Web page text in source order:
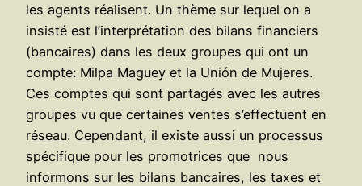
les agents réalisent. Un thème sur lequel on a
insisté est l’interprétation des bilans financiers
(bancaires) dans les deux groupes qui ont un
compte: Milpa Maguey et la Unión de Mujeres.
Ces comptes qui sont partagés avec les autres
groupes vu que certaines ventes s’effectuent en
réseau. Cependant, il existe aussi un processus
spécifique pour les promotrices que nous
informons sur les bilans bancaires, les taxes et